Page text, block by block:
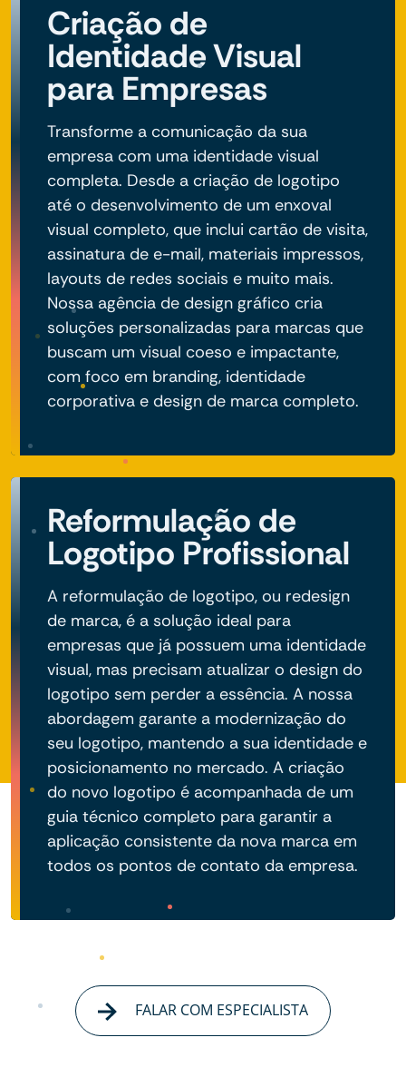
Criação de
Identidade Visual
para Empresas
Transforme a comunicação da sua
empresa com uma identidade visual
completa. Desde a criação de logotipo
até o desenvolvimento de um enxoval
visual completo, que inclui cartão de visita,
assinatura de e-mail, materiais impressos,
layouts de redes sociais e muito mais.
Nossa agência de design gráfico cria
soluções personalizadas para marcas que
buscam um visual coeso e impactante,
com foco em branding, identidade
corporativa e design de marca completo.
Reformulação de
Logotipo Profissional
A reformulação de logotipo, ou redesign
de marca, é a solução ideal para
empresas que já possuem uma identidade
visual, mas precisam atualizar o design do
logotipo sem perder a essência. A nossa
abordagem garante a modernização do
seu logotipo, mantendo a sua identidade e
posicionamento no mercado. A criação
do novo logotipo é acompanhada de um
guia técnico completo para garantir a
aplicação consistente da nova marca em
todos os pontos de contato da empresa.
FALAR COM ESPECIALISTA